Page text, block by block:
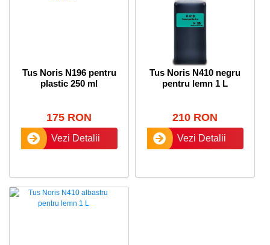
Tus Noris N196 pentru
plastic 250 ml
175 RON
Vezi Detalii
Tus Noris N410 negru
pentru lemn 1 L
210 RON
Vezi Detalii